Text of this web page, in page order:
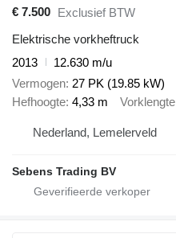
€ 7.500 Exclusief BTW
Elektrische vorkheftruck
2013
12.630 m/u
Vermogen 27 PK (19.85 kW)
Hefhoogte 4,33 m Vorklengte
Nederland, Lemelerveld
Sebens Trading BV